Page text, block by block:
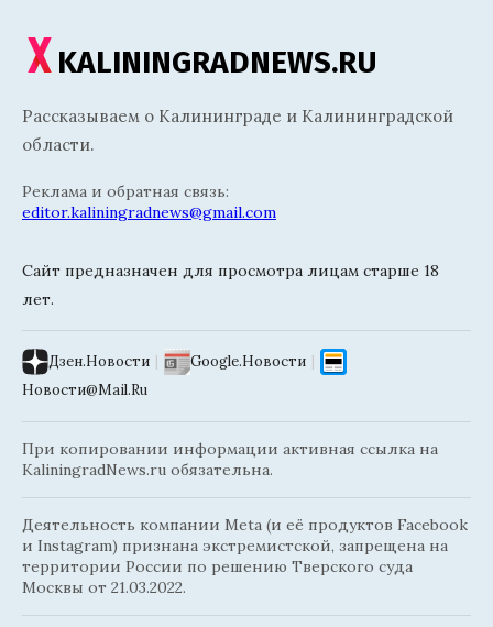
KALININGRADNEWS.RU
Рассказываем о Калининграде и Калининградской
области.
Реклама и обратная связь:
editor.kaliningradnews@gmail.com
Сайт предназначен для просмотра лицам старше 18
лет.
Дзен.Новости | Google.Новости |
Новости@Mail.Ru
При копировании информации активная ссылка на
KaliningradNews.ru обязательна.
Деятельность компании Meta (и её продуктов Facebook
и Instagram) признана экстремистской, запрещена на
территории России по решению Тверского суда
Москвы от 21.03.2022.